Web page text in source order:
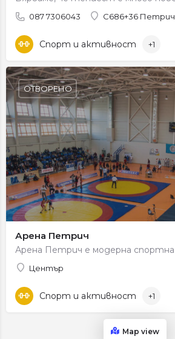
087 7306043 C686+36 Петрич
Спорт и активност +1
Арена Петрич
Център
ОТВОРЕНО
Спорт и активност +1
Map view